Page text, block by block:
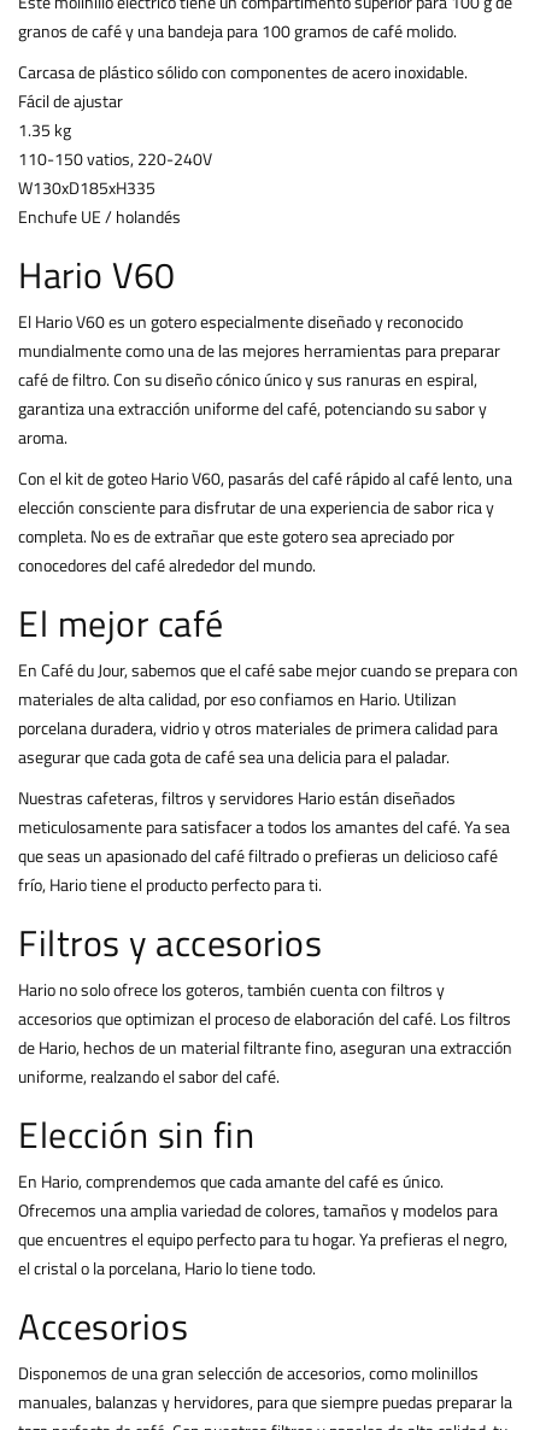
granos de café y una bandeja para 100 gramos de café molido.
Carcasa de plástico sólido con componentes de acero inoxidable.
Fácil de ajustar
1.35 kg
110-150 vatios, 220-240V
W130xD185xH335
Enchufe UE / holandés
Hario V60
El Hario V60 es un gotero especialmente diseñado y reconocido
mundialmente como una de las mejores herramientas para preparar
café de filtro. Con su diseño cónico único y sus ranuras en espiral,
garantiza una extracción uniforme del café, potenciando su sabor y
aroma.
Con el kit de goteo Hario V60, pasarás del café rápido al café lento, una
elección consciente para disfrutar de una experiencia de sabor rica y
completa. No es de extrañar que este gotero sea apreciado por
conocedores del café alrededor del mundo.
El mejor café
En Café du Jour, sabemos que el café sabe mejor cuando se prepara con
materiales de alta calidad, por eso confiamos en Hario. Utilizan
porcelana duradera, vidrio y otros materiales de primera calidad para
asegurar que cada gota de café sea una delicia para el paladar.
Nuestras cafeteras, filtros y servidores Hario están diseñados
meticulosamente para satisfacer a todos los amantes del café. Ya sea
que seas un apasionado del café filtrado o prefieras un delicioso café
frío, Hario tiene el producto perfecto para ti.
Filtros y accesorios
Hario no solo ofrece los goteros, también cuenta con filtros y
accesorios que optimizan el proceso de elaboración del café. Los filtros
de Hario, hechos de un material filtrante fino, aseguran una extracción
uniforme, realzando el sabor del café.
Elección sin fin
En Hario, comprendemos que cada amante del café es único.
Ofrecemos una amplia variedad de colores, tamaños y modelos para
que encuentres el equipo perfecto para tu hogar. Ya prefieras el negro,
el cristal o la porcelana, Hario lo tiene todo.
Accesorios
Disponemos de una gran selección de accesorios, como molinillos
manuales, balanzas y hervidores, para que siempre puedas preparar la